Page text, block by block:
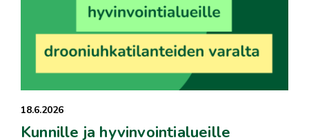
18.6.2026
Kunnille ja hyvinvointialueille